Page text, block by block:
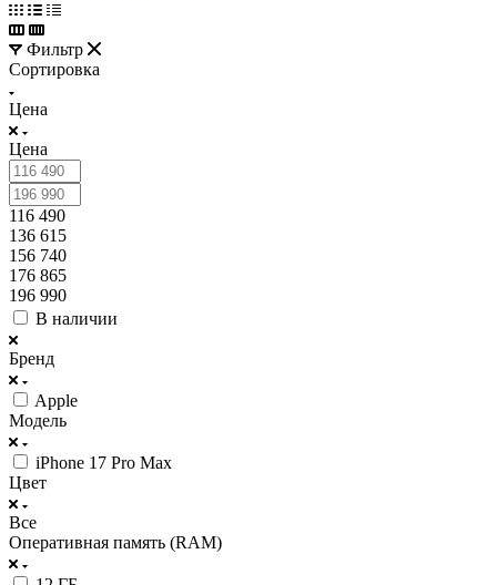
Фильтр
Сортировка
Цена
Цена
116 490
136 615
156 740
176 865
196 990
В наличии
Бренд
Apple
Модель
iPhone 17 Pro Max
Цвет
Все
Оперативная память (RAM)